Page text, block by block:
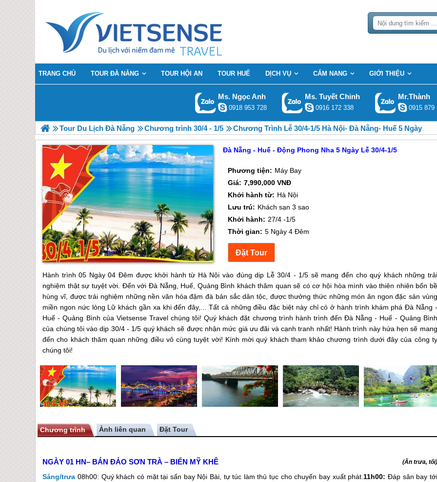
TRANG CHỦ TOUR ĐÀ NẴNG TOUR HỘI AN TOUR HUẾ DỊCH VỤ CẨM NANG GIỚI THIỆU
Ms. Ngọc Anh
0918 953 728
Ms. Tuyết Chinh
0916 172 338
Mr.Thành
0915 879
Tour Du Lịch Đà Nẵng Chương trình 30/4 - 1/5 Chương Trình Lễ 30/4-1/5 Hà Nội- Đà Nẵng- Huế 5 Ngày
Đà Nẵng - Huế - Động Phong Nha 5 Ngày Lễ 30/4-1/5
Phương tiện: Máy Bay
Giá: 7,990,000 VNĐ
Khởi hành từ: Hà Nội
Lưu trú: Khách sạn 3 sao
Khởi hành: 27/4 -1/5
Thời gian: 5 Ngày 4 Đêm
Hành trình 05 Ngày 04 Đêm được khởi hành từ Hà Nội vào đúng dịp Lễ 30/4 - 1/5 sẽ mang đến cho quý khách những trải
nghiệm thật sự tuyệt vời. Đến với Đà Nẵng, Huế, Quảng Bình khách thăm quan sẽ có cơ hội hòa mình vào thiên nhiên bốn bề
hùng vĩ, được trải nghiệm những nền văn hóa đậm đà bản sắc dân tộc, được thưởng thức những món ăn ngon đặc sản vùng
miền ngon nức lòng Lữ khách gần xa khi đến đây,... Tất cả những điều đặc biệt này chỉ có ở hành trình khám phá Đà Nẵng -
Huế - Quảng Bình của Vietsense Travel chúng tôi! Quý khách đặt chương trình hành trình đến Đà Nẵng - Huế - Quảng Bình
của chúng tôi vào dịp 30/4 - 1/5 quý khách sẽ được nhận mức giá ưu đãi và cạnh tranh nhất! Hành trình này hứa hẹn sẽ mang
đến cho khách thăm quan những điều vô cùng tuyệt vời! Kính mời quý khách tham khảo chương trình dưới đây của công ty
chúng tôi!
Chương trình Ảnh liên quan
NGÀY 01 HN– BÁN ĐẢO SƠN TRÀ – BIỂN MỸ KHÊ (Ăn trưa, tối)
Sáng/trưa 08h00: Quý khách có mặt tại sấn bay Nội Bài, tự túc làm thủ tục cho chuyến bay xuất phát. 11h00: Đáp sân bay tới